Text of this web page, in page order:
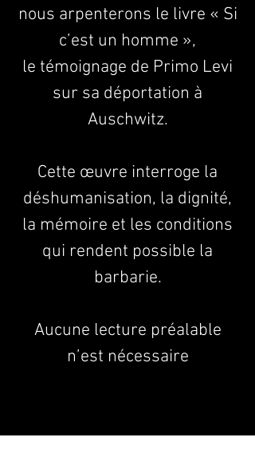
nous arpenterons le livre « Si
c’est un homme »,
le témoignage de Primo Levi
sur sa déportation à
Auschwitz.
Cette œuvre interroge la
déshumanisation, la dignité,
la mémoire et les conditions
qui rendent possible la
barbarie.
Aucune lecture préalable
n’est nécessaire